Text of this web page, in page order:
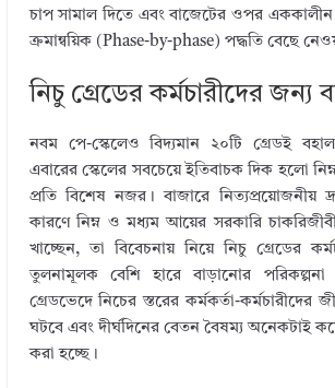
চাপ সামাল দিতে এবং বাজেটের ওপর
ক্রমান্বয়িক (Phase-by-phase) পদ্ধতি বেছে
নিচু গ্রেডের কর্মচারীদের জন্য
নবম পে-স্কেলেও বিদ্যমান ২০টি গ্রেডই
এবারের স্কেলের সবচেয়ে ইতিবাচক দিক হলো
প্রতি বিশেষ নজর। বাজারে নিত্যপ্রয়োজনীয়
কারণে নিম্ন ও মধ্যম আয়ের সরকারি
খাচ্ছেন, তা বিবেচনায় নিয়ে নিচু গ্রেডের
তুলনামূলক বেশি হারে বাড়ানোর
গ্রেডভেদে নিচের স্তরের কর্মকর্তা-কর্মচারীদের
ঘটবে এবং দীর্ঘদিনের বেতন বৈষম্য অনেকটাই
করা হচ্ছে।